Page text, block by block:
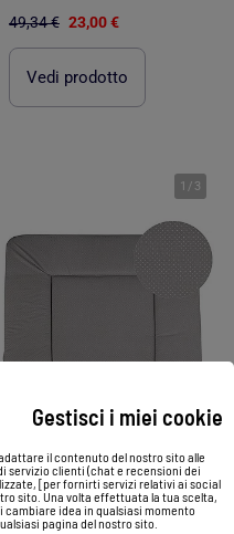
Gestisci i miei cookie
il contenuto del nostro sito alle
servizio clienti (chat e recensioni dei
[per fornirti servizi relativi ai social
sito. Una volta effettuata la tua scelta,
cambiare idea in qualsiasi momento
pagina del nostro sito.
49,34 € 23,00 €
Vedi prodotto
1 / 3
Materassino fasciatoio a pois "Dotty" – ROBA